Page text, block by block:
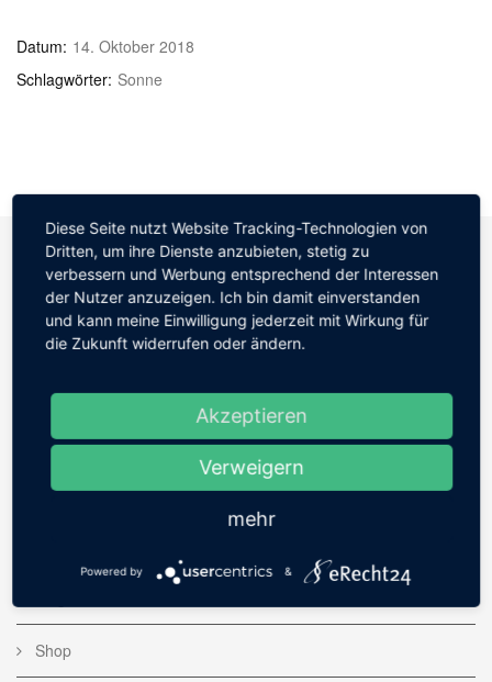
Datum: 14. Oktober 2018
Schlagwörter: Sonne
Home
Bildergalerie
Shop
Diese Seite nutzt Website Tracking-Technologien von
Dritten, um ihre Dienste anzubieten, stetig zu
verbessern und Werbung entsprechend der Interessen
der Nutzer anzuzeigen. Ich bin damit einverstanden
und kann meine Einwilligung jederzeit mit Wirkung für
die Zukunft widerrufen oder ändern.
Akzeptieren
Verweigern
mehr
Powered by &